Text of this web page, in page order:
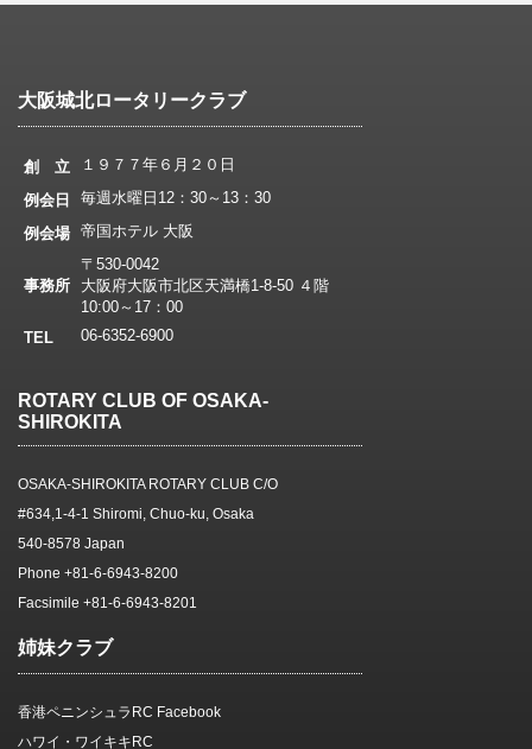
大阪城北ロータリークラブ
創 立
１９７７年６月２０日
例会日
毎週水曜日12：30～13：30
例会場 帝国ホテル 大阪
事務所
〒530-0042
大阪府大阪市北区天満橋1-8-50 ４階
10:00～17：00
TEL
06-6352-6900
ROTARY CLUB OF OSAKA-
SHIROKITA
OSAKA-SHIROKITA ROTARY CLUB C/O
#634,1-4-1 Shiromi, Chuo-ku, Osaka
540-8578 Japan
Phone +81-6-6943-8200
Facsimile +81-6-6943-8201
姉妹クラブ
香港ペニンシュラRC Facebook
ハワイ・ワイキキRC